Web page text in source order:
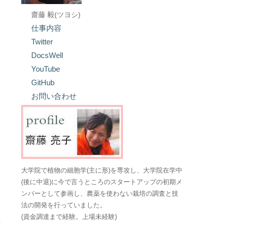
齋藤 毅(ツヨシ)
仕事内容
Twitter
DocsWell
YouTube
GitHub
お問い合わせ
大学院で植物の細胞学(主に形)を専攻し、大学院在学中
(後に中退)に今で言うところのスタートアップの初期メ
ンバーとして参画し、農薬を使わない栽培の調査と技
法の開発を行っていました。
(資金調達まで経験。上場未経験)